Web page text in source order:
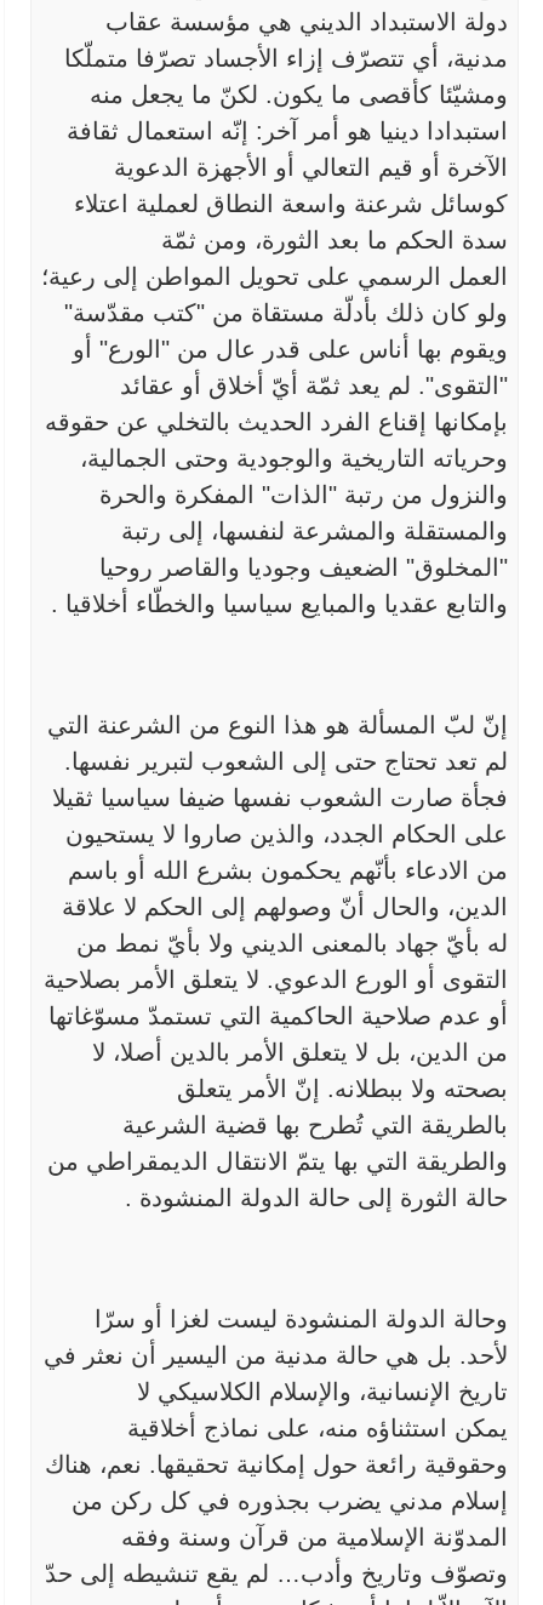
دولة
الاستبداد الديني هي مؤسسة عقاب
مدنية، أي تتصرّف إزاء الأجساد تصرّفا متملّكا
ومشيّئا كأقصى ما يكون. لكنّ ما يجعل منه
استبدادا دينيا هو أمر
آخر: إنّه استعمال ثقافة
الآخرة أو قيم التعالي أو الأجهزة الدعوية
كوسائل شرعنة واسعة النطاق لعملية اعتلاء
سدة الحكم ما بعد الثورة، ومن ثمّة
العمل
الرسمي على تحويل المواطن إلى رعية؛
ولو كان ذلك بأدلّة مستقاة من "كتب مقدّسة"
ويقوم بها أناس على قدر عال من "الورع" أو
"التقوى". لم يعد ثمّة
أيّ أخلاق أو عقائد
بإمكانها إقناع الفرد الحديث بالتخلي عن حقوقه
وحرياته
التاريخية والوجودية وحتى الجمالية،
والنزول من رتبة "الذات" المفكرة والحرة
والمستقلة والمشرعة لنفسها، إلى رتبة
"المخلوق" الضعيف وجوديا والقاصر روحيا
والتابع عقديا والمبايع سياسيا والخطّاء أخلاقيا .
إنّ لبّ المسألة هو هذا النوع من الشرعنة التي
لم تعد تحتاج حتى
إلى الشعوب لتبرير نفسها.
فجأة صارت الشعوب نفسها ضيفا سياسيا ثقيلا
على
الحكام الجدد، والذين صاروا لا يستحيون
من الادعاء بأنّهم يحكمون بشرع الله
أو باسم
الدين، والحال أنّ وصولهم إلى الحكم لا علاقة
له بأيّ جهاد بالمعنى الديني ولا بأيّ نمط من
التقوى أو الورع الدعوي. لا يتعلق الأمر
بصلاحية
أو عدم صلاحية الحاكمية التي تستمدّ مسوّغاتها
من الدين، بل لا يتعلق الأمر بالدين أصلا، لا
بصحته ولا ببطلانه. إنّ الأمر يتعلق
بالطريقة
التي تُطرح بها قضية الشرعية
والطريقة التي بها يتمّ الانتقال الديمقراطي من
حالة الثورة إلى حالة الدولة المنشودة .
وحالة الدولة المنشودة ليست لغزا أو سرّا
لأحد. بل هي حالة مدنية من اليسير أن نعثر في
تاريخ الإنسانية، والإسلام الكلاسيكي لا
يمكن
استثناؤه منه، على نماذج أخلاقية
وحقوقية رائعة حول إمكانية تحقيقها. نعم، هناك
إسلام مدني يضرب بجذوره في كل ركن من
المدوّنة الإسلامية من قرآن وسنة وفقه
وتصوّف وتاريخ وأدب… لم يقع تنشيطه إلى حدّ